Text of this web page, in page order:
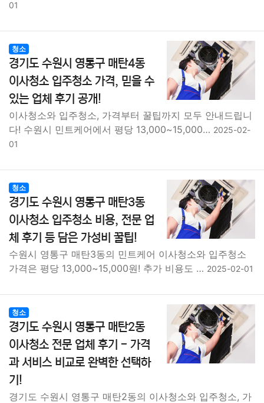
01
청소
경기도 수원시 영통구 매탄4동
이사청소 입주청소 가격, 믿을 수
있는 업체 후기 공개!
이사청소와 입주청소, 가격부터 꿀팁까지 모두 안내드립니
다! 수원시 민트케어에서 평당 13,000~15,000… 2025-02-
01
청소
경기도 수원시 영통구 매탄3동
이사청소 입주청소 비용, 전문 업
체 후기 등 담은 가성비 꿀팁!
수원시 영통구 매탄3동의 민트케어 이사청소와 입주청소
가격은 평당 13,000~15,000원! 추가 비용도 … 2025-02-01
청소
경기도 수원시 영통구 매탄2동
이사청소 전문 업체 후기 - 가격
과 서비스 비교로 완벽한 선택하
기!
경기도 수원시 영통구 매탄2동의 이사청소와 입주청소, 가